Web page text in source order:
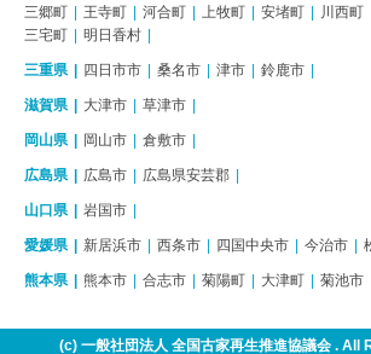
三郷町
王寺町 河合町 上牧町 安堵町 川西町
三宅町
明日香村
三重県 四日市市 桑名市 津市 鈴鹿市
滋賀県 大津市 草津市
岡山県 岡山市 倉敷市
広島県 広島市 広島県安芸郡
山口県 岩国市
愛媛県 新居浜市 西条市 四国中央市 今治市
熊本県 熊本市 合志市 菊陽町 大津町 菊池市
(c) 一般社団法人 全国古家再生推進協議会 . All